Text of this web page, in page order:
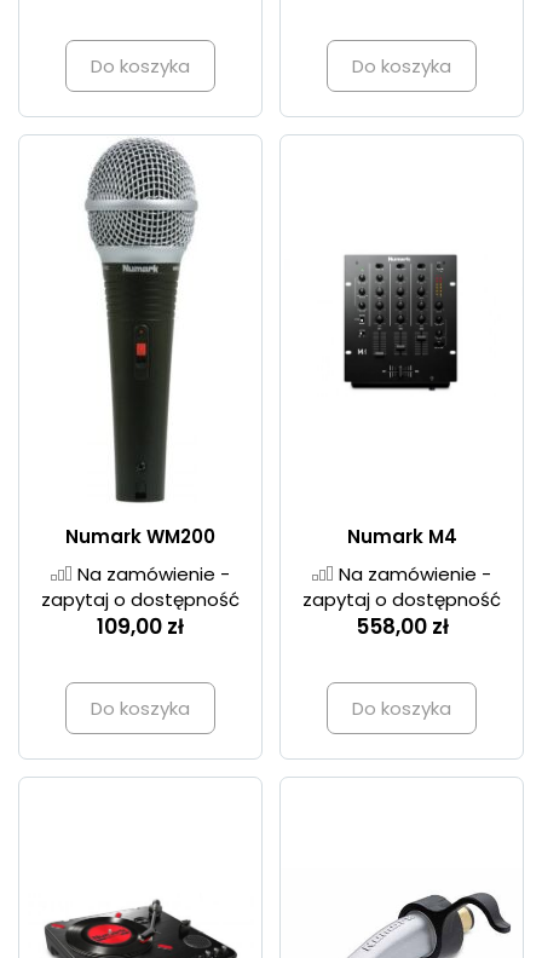
Do koszyka Do koszyka
Numark WM200
Na zamówienie -
zapytaj o dostępność
109,00 zł
Do koszyka
Numark M4
Na zamówienie -
zapytaj o dostępność
558,00 zł
Do koszyka